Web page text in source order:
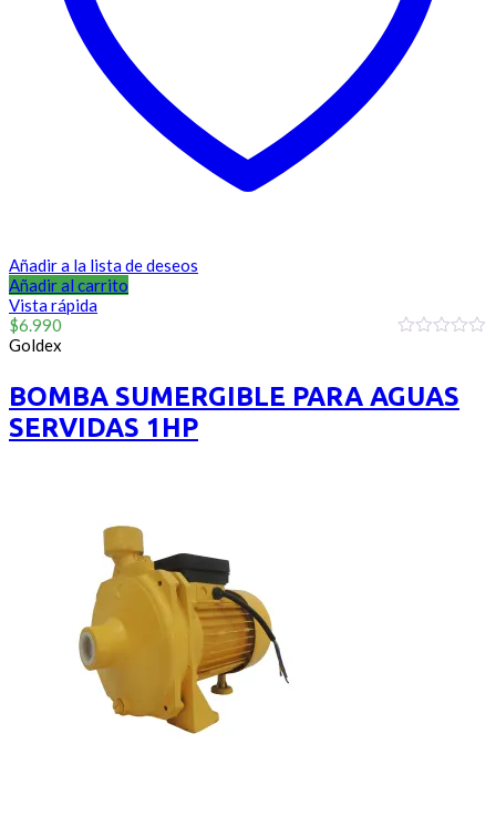
Añadir a la lista de deseos
Añadir al carrito
Vista rápida
5
$6.990
Goldex
BOMBA SUMERGIBLE PARA AGUAS
SERVIDAS 1HP